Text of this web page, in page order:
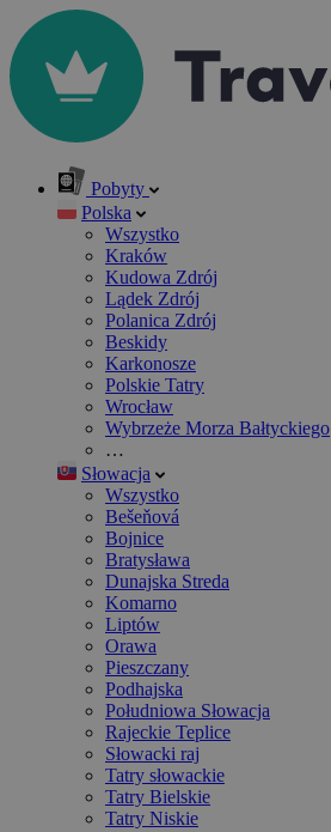
Pobyty
Polska
Wszystko
Kraków
Kudowa Zdrój
Lądek Zdrój
Polanica Zdrój
Beskidy
Karkonosze
Polskie Tatry
Wrocław
Wybrzeże Morza Bałtyckiego
…
Słowacja
Wszystko
Bešeňová
Bojnice
Bratysława
Dunajska Streda
Komarno
Liptów
Orawa
Pieszczany
Podhajska
Południowa Słowacja
Rajeckie Teplice
Słowacki raj
Tatry słowackie
Tatry Bielskie
Tatry Niskie